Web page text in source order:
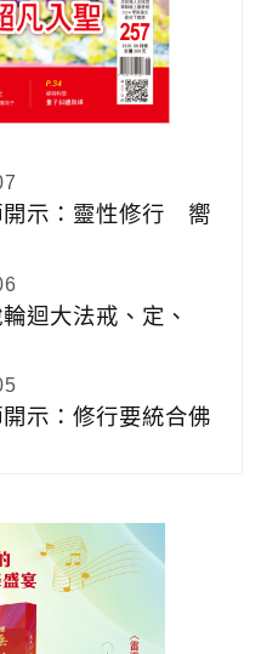
開示：靈性修行 嚮
迴大法戒、定、
示：修行要統合佛